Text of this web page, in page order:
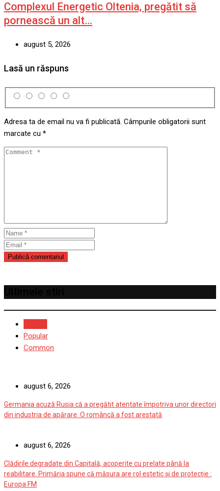
Complexul Energetic Oltenia, pregătit să
pornească un alt…
august 5, 2026
Lasă un răspuns
Adresa ta de email nu va fi publicată. Câmpurile obligatorii sunt
marcate cu *
Popular
Common
august 6, 2026
Germania acuză Rusia că a pregătit atentate împotriva unor directori
din industria de apărare. O româncă a fost arestată
august 6, 2026
Clădirile degradate din Capitală, acoperite cu prelate până la
reabilitare. Primăria spune că măsura are rol estetic și de protecție :
Europa FM